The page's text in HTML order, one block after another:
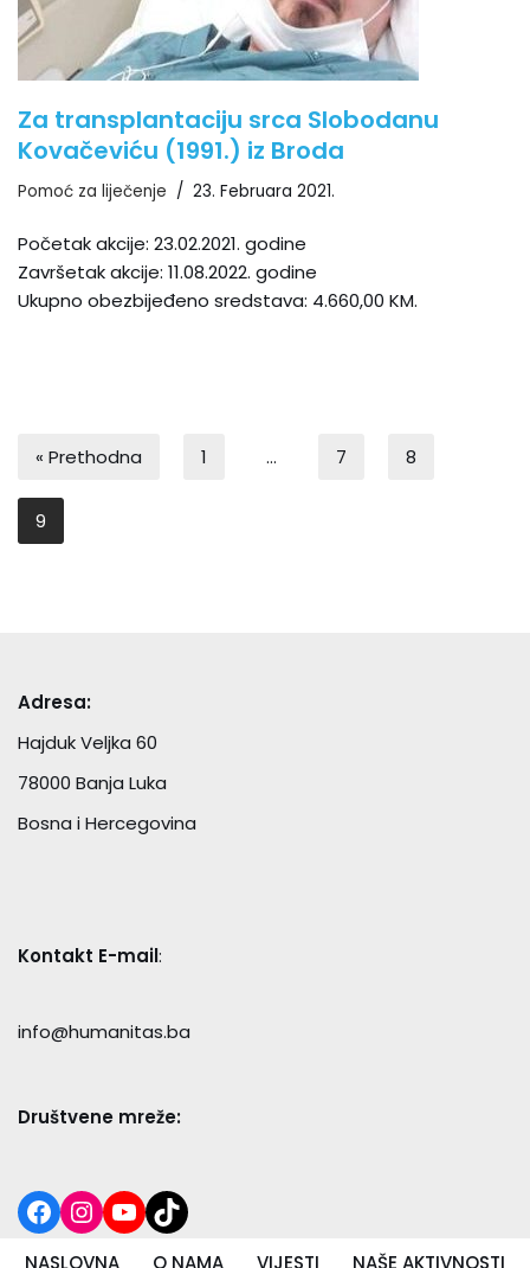
Za transplantaciju srca Slobodanu
Kovačeviću (1991.) iz Broda
Pomoć za liječenje 23. Februara 2021.
Početak akcije: 23.02.2021. godine
Završetak akcije: 11.08.2022. godine
Ukupno obezbijeđeno sredstava: 4.660,00 KM.
« Prethodna 1 … 7 8
9
Adresa:
Hajduk Veljka 60
78000 Banja Luka
Bosna i Hercegovina
Kontakt E-mail:
info@humanitas.ba
Društvene mreže:
NASLOVNA O NAMA VIJESTI NAŠE AKTIVNOSTI